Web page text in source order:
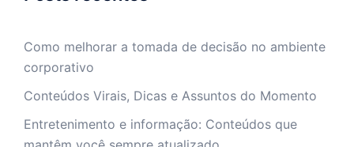
Como melhorar a tomada de decisão no ambiente
corporativo
Conteúdos Virais, Dicas e Assuntos do Momento
Entretenimento e informação: Conteúdos que